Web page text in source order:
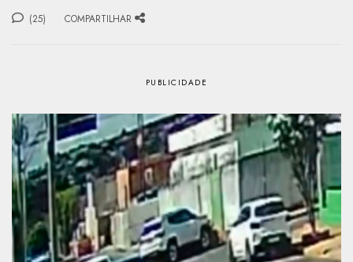
(25) COMPARTILHAR